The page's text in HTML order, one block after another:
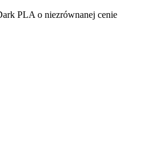
PLA o niezrównanej cenie